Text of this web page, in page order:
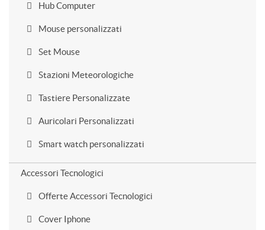
Hub Computer
Mouse personalizzati
Set Mouse
Stazioni Meteorologiche
Tastiere Personalizzate
Auricolari Personalizzati
Smart watch personalizzati
Accessori Tecnologici
Offerte Accessori Tecnologici
Cover Iphone